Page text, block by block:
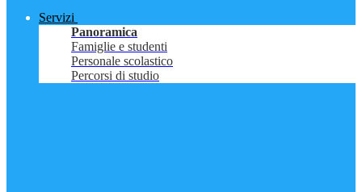
Servizi
Panoramica
Famiglie e studenti
Personale scolastico
Percorsi di studio